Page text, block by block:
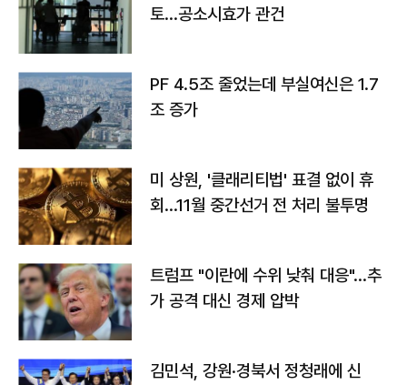
토…공소시효가 관건
PF 4.5조 줄었는데 부실여신은 1.7
조 증가
미 상원, '클래리티법' 표결 없이 휴
회…11월 중간선거 전 처리 불투명
트럼프 "이란에 수위 낮춰 대응"…추
가 공격 대신 경제 압박
김민석, 강원·경북서 정청래에 신